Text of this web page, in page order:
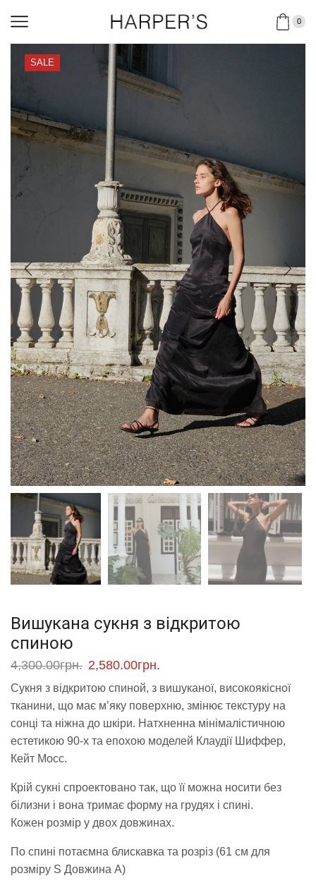
0
SALE
Вишукана сукня з відкритою
спиною
4,300.00грн. 2,580.00грн.
Сукня з відкритою спиной, з вишуканої, високоякісної
тканини, що має м’яку поверхню, змінює текстуру на
сонці та ніжна до шкіри. Натхненна мінімалістичною
естетикою 90-х та епохою моделей Клаудії Шиффер,
Кейт Мосс.
Крій сукні спроектовано так, що її можна носити без
білизни і вона тримає форму на грудях і спині.
Кожен розмір у двох довжинах.
По спині потаємна блискавка та розріз (61 см для
розміру S Довжина А)